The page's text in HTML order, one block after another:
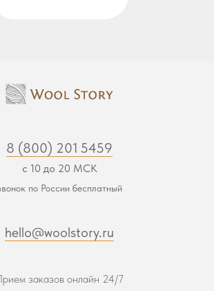
8 (800) 201 5459
с 10 до 20 МСК
по России бесплатный
hello@woolstory.ru
заказов онлайн 24/7